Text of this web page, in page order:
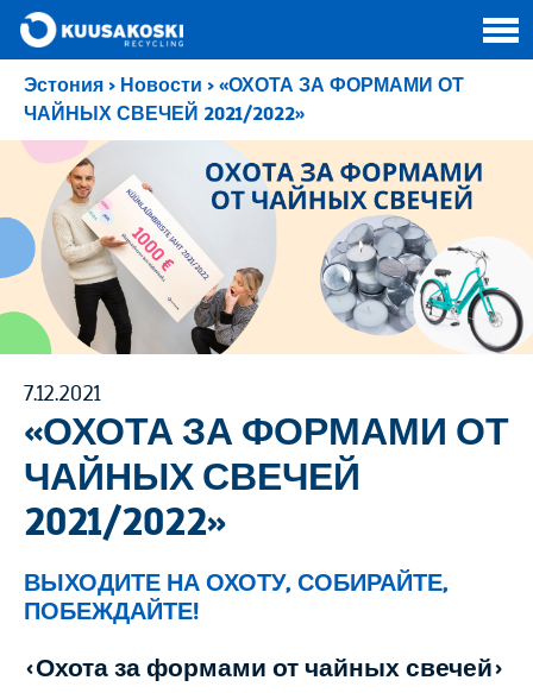
Эстония > Новости > «ОХОТА ЗА ФОРМАМИ ОТ
ЧАЙНЫХ СВЕЧЕЙ 2021/2022»
7.12.2021
«ОХОТА ЗА ФОРМАМИ ОТ
ЧАЙНЫХ СВЕЧЕЙ
2021/2022»
ВЫХОДИТЕ НА ОХОТУ, СОБИРАЙТЕ,
ПОБЕЖДАЙТЕ!
«Охота за формами от чайных свечей»